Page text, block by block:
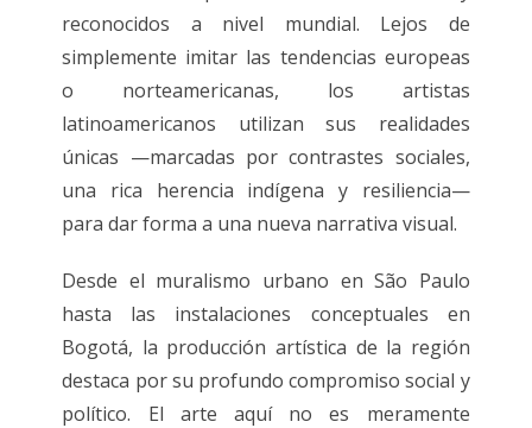
reconocidos a nivel mundial. Lejos de
simplemente imitar las tendencias europeas
o norteamericanas, los artistas
latinoamericanos utilizan sus realidades
únicas —marcadas por contrastes sociales,
una rica herencia indígena y resiliencia—
para dar forma a una nueva narrativa visual.
Desde el muralismo urbano en São Paulo
hasta las instalaciones conceptuales en
Bogotá, la producción artística de la región
destaca por su profundo compromiso social y
político. El arte aquí no es meramente